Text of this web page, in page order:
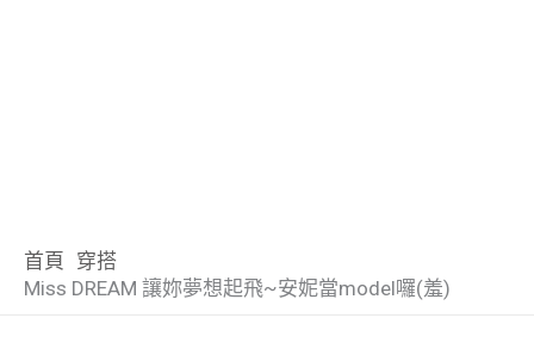
首頁 穿搭
Miss DREAM 讓妳夢想起飛~安妮當model囉(羞)